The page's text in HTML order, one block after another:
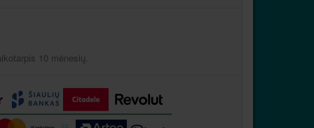
10 mėnesių.